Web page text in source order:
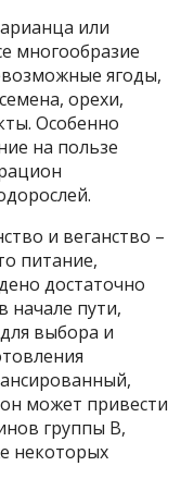
или
многообразие
ягоды,
орехи,
Особенно
на пользе
и веганство –
питание,
достаточно
начале пути,
выбора и
может привести
группы В,
некоторых